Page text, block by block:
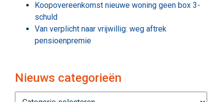
Koopovereenkomst nieuwe woning geen box 3-
schuld
Van verplicht naar vrijwillig: weg aftrek
pensioenpremie
Nieuws categorieën